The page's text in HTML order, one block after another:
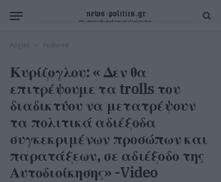
Αρχική Featured
Κυρίζογλου: « Δεν θα
επιτρέψουμε τα trolls του
διαδικτύου να μετατρέψουν
τα πολιτικά αδιέξοδα
συγκεκριμένων προσώπων και
παρατάξεων, σε αδιέξοδο της
Αυτοδιοίκησης» -Video